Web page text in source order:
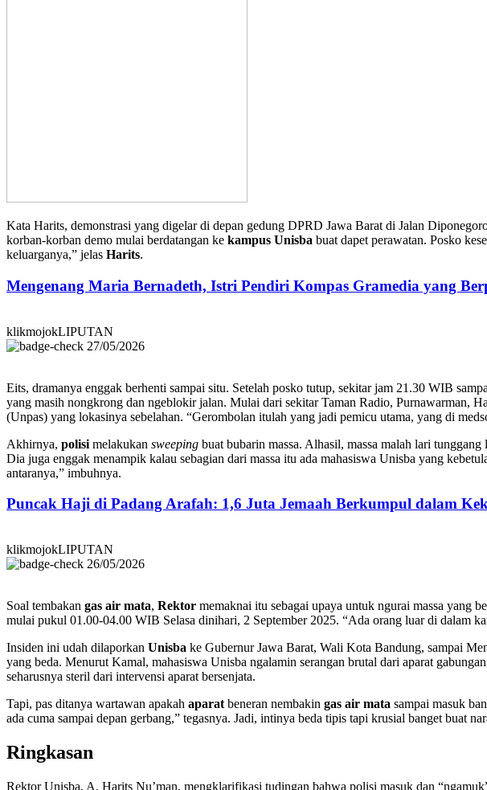
Kata Harits, demonstrasi yang digelar di depan gedung DPRD Jawa Barat di Jalan
korban-korban demo mulai berdatangan ke kampus Unisba buat dapet perawatan. Posko
keluarganya,” jelas Harits.
Mengenang Maria Bernadeth, Istri Pendiri Kompas Gramedia yang
klikmojokLIPUTAN
27/05/2026
Eits, dramanya enggak berhenti sampai situ. Setelah posko tutup, sekitar jam 21.30 WIB
yang masih nongkrong dan ngeblokir jalan. Mulai dari sekitar Taman Radio, Purnawarman,
(Unpas) yang lokasinya sebelahan. “Gerombolan itulah yang jadi pemicu utama, yang di
Akhirnya, polisi melakukan sweeping buat bubarin massa. Alhasil, massa malah lari tunggang
Dia juga enggak menampik kalau sebagian dari massa itu ada mahasiswa Unisba yang
antaranya,” imbuhnya.
Puncak Haji di Padang Arafah: 1,6 Juta Jemaah Berkumpul dalam
klikmojokLIPUTAN
26/05/2026
Soal tembakan gas air mata, Rektor memaknai itu sebagai upaya untuk ngurai massa yang
mulai pukul 01.00-04.00 WIB Selasa dinihari, 2 September 2025. “Ada orang luar di dalam
Insiden ini udah dilaporkan Unisba ke Gubernur Jawa Barat, Wali Kota Bandung, sampai
yang beda. Menurut Kamal, mahasiswa Unisba ngalamin serangan brutal dari aparat
seharusnya steril dari intervensi aparat bersenjata.
Tapi, pas ditanya wartawan apakah aparat beneran nembakin gas air mata sampai masuk
ada cuma sampai depan gerbang,” tegasnya. Jadi, intinya beda tipis tapi krusial banget buat
Ringkasan
Rektor Unisba, A. Harits Nu’man, mengklarifikasi tudingan bahwa polisi masuk dan